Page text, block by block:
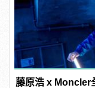
藤原浩 x Moncler